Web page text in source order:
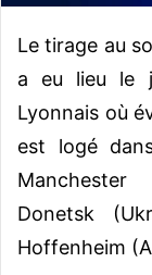
Le tirage au
a eu lieu le
Lyonnais où
est logé
Donetsk
Hoffenheim